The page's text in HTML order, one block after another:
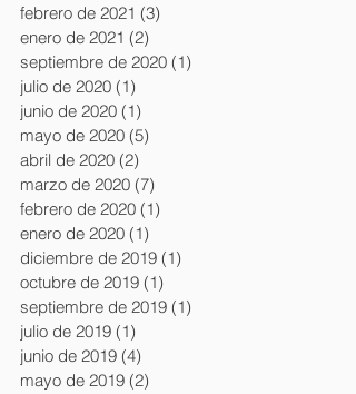
febrero de 2021 (3)
enero de 2021 (2)
septiembre de 2020 (1)
julio de 2020 (1)
junio de 2020 (1)
mayo de 2020 (5)
abril de 2020 (2)
marzo de 2020 (7)
febrero de 2020 (1)
enero de 2020 (1)
diciembre de 2019 (1)
octubre de 2019 (1)
septiembre de 2019 (1)
julio de 2019 (1)
junio de 2019 (4)
mayo de 2019 (2)